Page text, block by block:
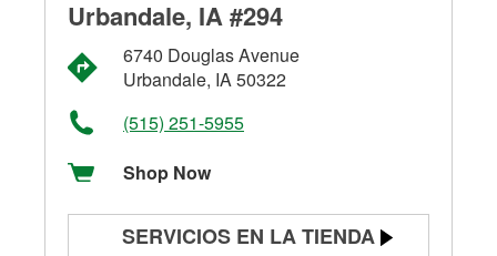
Urbandale, IA #294
6740 Douglas Avenue
Urbandale, IA 50322
(515) 251-5955
Shop Now
SERVICIOS EN LA TIENDA